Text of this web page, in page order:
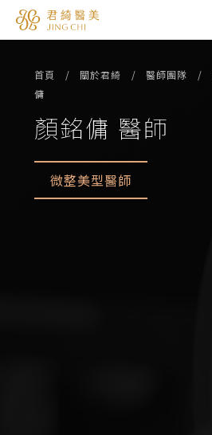
首頁 關於君綺 醫師團隊
傭
顏銘傭 醫師
微整美型醫師